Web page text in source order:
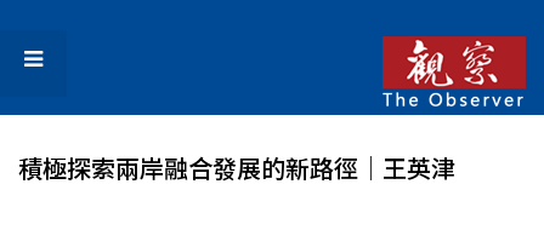
積極探索兩岸融合發展的新路徑│王英津